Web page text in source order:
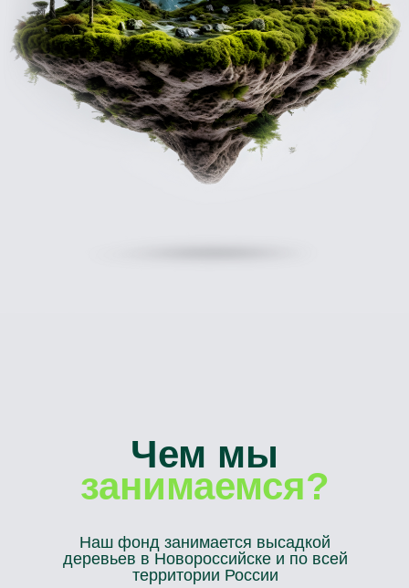
Чем мы
занимаемся?
Наш фонд занимается высадкой
деревьев в Новороссийске и по всей
территории России